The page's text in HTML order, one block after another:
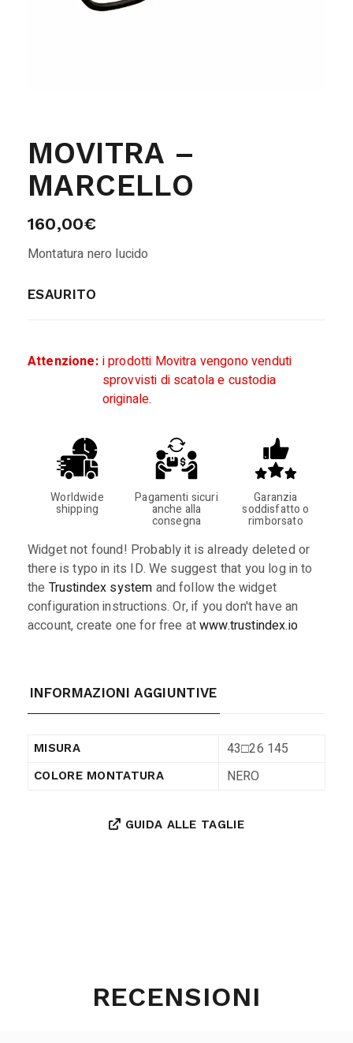
MOVITRA –
MARCELLO
160,00€
Montatura nero lucido
ESAURITO
Attenzione: i prodotti Movitra vengono venduti
sprovvisti di scatola e custodia
originale.
Worldwide
shipping
Pagamenti sicuri
anche alla
consegna
Garanzia
soddisfatto o
rimborsato
Widget not found! Probably it is already deleted or
there is typo in its ID. We suggest that you log in to
the Trustindex system and follow the widget
configuration instructions. Or, if you don't have an
account, create one for free atwww.trustindex.io
INFORMAZIONI AGGIUNTIVE
MISURA 43□26 145
COLORE MONTATURA NERO
GUIDA ALLE TAGLIE
RECENSIONI